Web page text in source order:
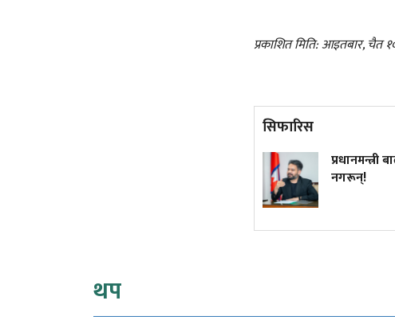
प्रकाशित मिति: आइतबार, चैत
सिफारिस
नगरून्!
थप